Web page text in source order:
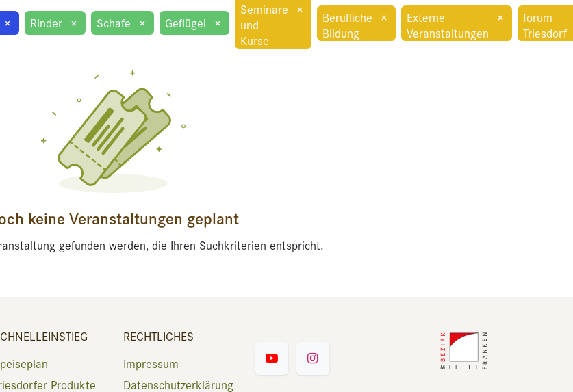
× Rinder × Schafe × Geflügel ×
Seminare
und
Kurse
×
Berufliche
Bildung
×
Externe
Veranstaltungen
×
forum
Triesdorf
keine Veranstaltungen geplant
gefunden werden, die Ihren Suchkriterien entspricht.
Produkte
RECHTLICHES
Impressum
Datenschutzerklärung